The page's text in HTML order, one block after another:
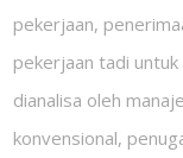
pekerjaan,
pekerjaan tadi
dianalisa oleh
konvensional,